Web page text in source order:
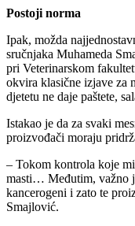
Postoji norma
Ipak, možda
sručnjaka Muhameda
pri Veterinarskom
okvira klasične izjave za
djetetu ne daje paštete,
Istakao je da za svaki
proizvođači moraju
– Tokom kontrola koje
masti… Međutim, važno
kancerogeni i zato te
Smajlović.